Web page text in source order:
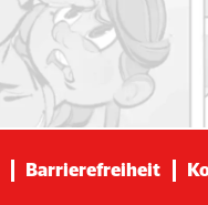
Barrierefreiheit